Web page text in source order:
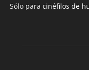
Sólo para cinéfilos de